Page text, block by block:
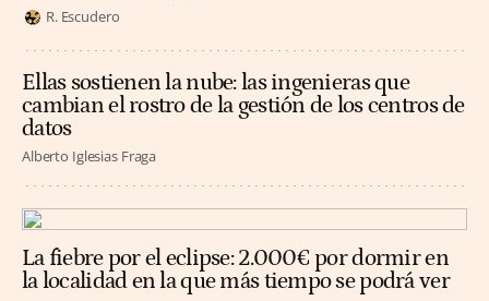
R. Escudero
Ellas sostienen la nube: las ingenieras que
cambian el rostro de la gestión de los centros de
datos
Alberto Iglesias Fraga
La fiebre por el eclipse: 2.000€ por dormir en
la localidad en la que más tiempo se podrá ver